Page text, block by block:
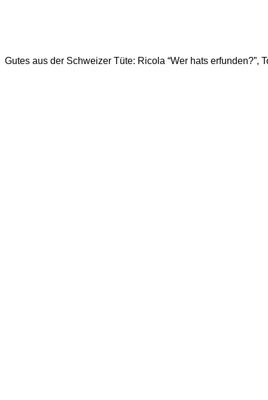
Gutes aus der Schweizer Tüte: Ricola “Wer hats